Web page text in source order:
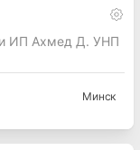
ИП Ахмед Д. УНП
Минск